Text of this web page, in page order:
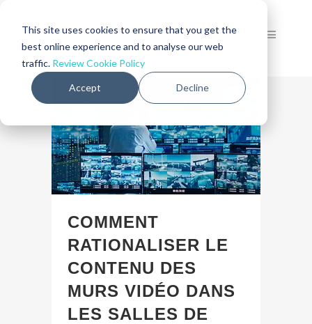
This site uses cookies to ensure that you get the
best online experience and to analyse our web
traffic. Review Cookie Policy
Accept Decline
COMMENT
RATIONALISER LE
CONTENU DES
MURS VIDÉO DANS
LES SALLES DE